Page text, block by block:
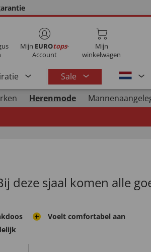
Mijn EUROtops-
Account
Mijn
winkelwagen
Sale
Herenmode
deze sjaal komen alle
Voelt comfortabel aan